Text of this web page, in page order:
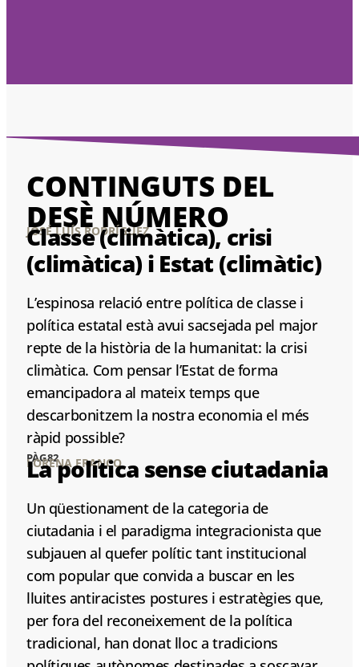
CONTINGUTS DEL
DESÈ NÚMERO
JOSÉ LUÍS RODRÍGUEZ
Classe (climàtica), crisi
(climàtica) i Estat (climàtic)
L’espinosa relació entre política de classe i
política estatal està avui sacsejada pel major
repte de la història de la humanitat: la crisi
climàtica. Com pensar l’Estat de forma
emancipadora al mateix temps que
descarbonitzem la nostra economia el més
ràpid possible?
PÀG 82
LORENA FRANCO
La política sense ciutadania
Un qüestionament de la categoria de
ciutadania i el paradigma integracionista que
subjauen al quefer polític tant institucional
com popular que convida a buscar en les
lluites antiracistes postures i estratègies que,
per fora del reconeixement de la política
tradicional, han donat lloc a tradicions